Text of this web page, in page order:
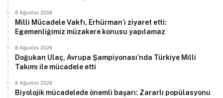
8 Ağustos 2026
Milli Mücadele Vakfı, Erhürman’ı ziyaret etti:
Egemenliğimiz müzakere konusu yapılamaz
8 Ağustos 2026
Doğukan Ulaç, Avrupa Şampiyonası’nda Türkiye Milli
Takımı ile mücadele etti
8 Ağustos 2026
Biyolojik mücadelede önemli başarı: Zararlı popülasyonu